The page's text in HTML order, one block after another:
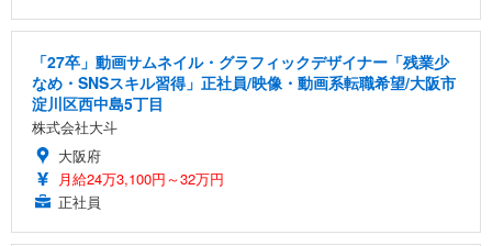
「27卒」動画サムネイル・グラフィックデザイナー「残業少
なめ・SNSスキル習得」正社員/映像・動画系転職希望/大阪市
淀川区西中島5丁目
株式会社大斗
大阪府
月給24万3,100円～32万円
正社員